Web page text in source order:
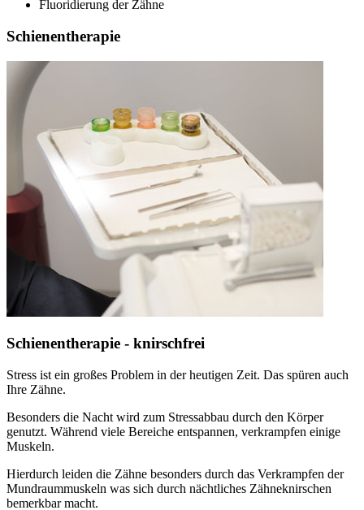
Fluoridierung der Zähne
Schienentherapie
Schienentherapie - knirschfrei
Stress ist ein großes Problem in der heutigen Zeit. Das spüren auch
Ihre Zähne.
Besonders die Nacht wird zum Stressabbau durch den Körper
genutzt. Während viele Bereiche entspannen, verkrampfen einige
Muskeln.
Hierdurch leiden die Zähne besonders durch das Verkrampfen der
Mundraummuskeln was sich durch nächtliches Zähneknirschen
bemerkbar macht.